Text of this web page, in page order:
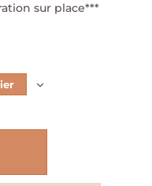
sur place***